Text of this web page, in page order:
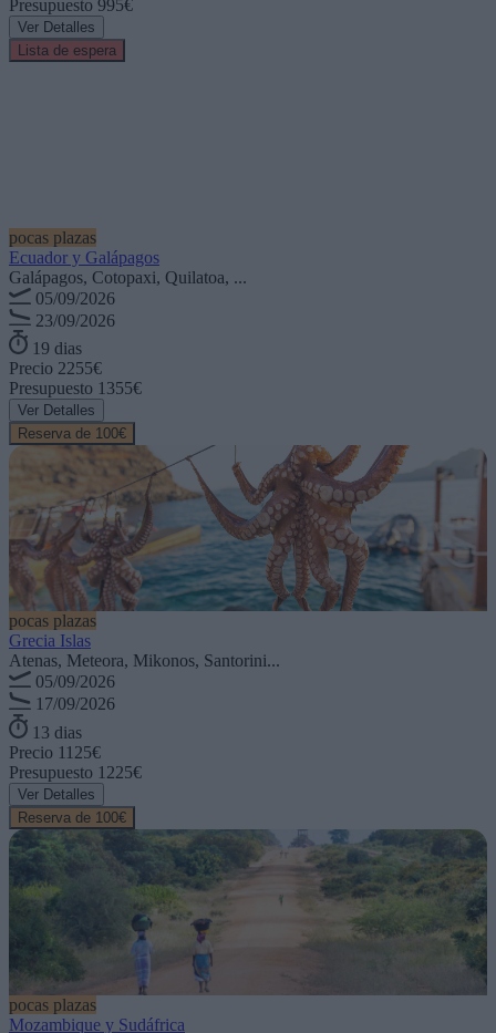
Presupuesto 995€
Ver Detalles
Lista de espera
pocas plazas
Ecuador y Galápagos
Galápagos, Cotopaxi, Quilatoa, ...
05/09/2026
23/09/2026
19 dias
Precio 2255€
Presupuesto 1355€
Ver Detalles
Reserva de 100€
pocas plazas
Grecia Islas
Atenas, Meteora, Mikonos, Santorini...
05/09/2026
17/09/2026
13 dias
Precio 1125€
Presupuesto 1225€
Ver Detalles
Reserva de 100€
pocas plazas
Mozambique y Sudáfrica